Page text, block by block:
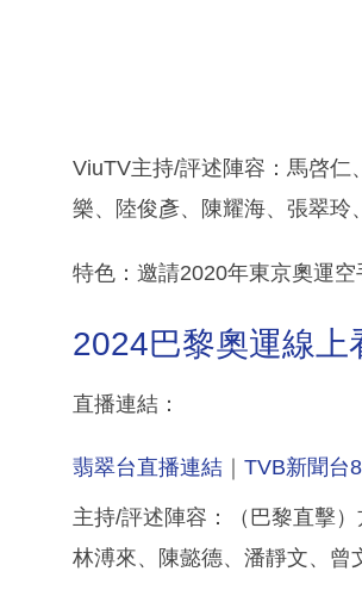
ViuTV主持/評述陣容：馬啓仁
樂、陸俊彥、陳耀海、張翠玲
特色：邀請2020年東京奧運
2024巴黎奧運線上
直播連結：
翡翠台直播連結 ｜ TVB新聞台
主持/評述陣容：（巴黎直擊
林溥來、陳懿德、潘靜文、曾